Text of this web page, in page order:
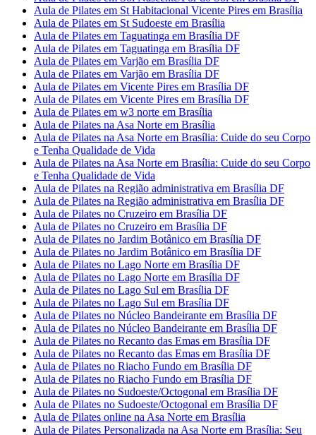
Aula de Pilates em St Habitacional Vicente Pires em Brasília
Aula de Pilates em St Sudoeste em Brasília
Aula de Pilates em Taguatinga em Brasília DF
Aula de Pilates em Taguatinga em Brasília DF
Aula de Pilates em Varjão em Brasília DF
Aula de Pilates em Varjão em Brasília DF
Aula de Pilates em Vicente Pires em Brasília DF
Aula de Pilates em Vicente Pires em Brasília DF
Aula de Pilates em w3 norte em Brasília
Aula de Pilates na Asa Norte em Brasília
Aula de Pilates na Asa Norte em Brasília: Cuide do seu Corpo
e Tenha Qualidade de Vida
Aula de Pilates na Asa Norte em Brasília: Cuide do seu Corpo
e Tenha Qualidade de Vida
Aula de Pilates na Região administrativa em Brasília DF
Aula de Pilates na Região administrativa em Brasília DF
Aula de Pilates no Cruzeiro em Brasília DF
Aula de Pilates no Cruzeiro em Brasília DF
Aula de Pilates no Jardim Botânico em Brasília DF
Aula de Pilates no Jardim Botânico em Brasília DF
Aula de Pilates no Lago Norte em Brasília DF
Aula de Pilates no Lago Norte em Brasília DF
Aula de Pilates no Lago Sul em Brasília DF
Aula de Pilates no Lago Sul em Brasília DF
Aula de Pilates no Núcleo Bandeirante em Brasília DF
Aula de Pilates no Núcleo Bandeirante em Brasília DF
Aula de Pilates no Recanto das Emas em Brasília DF
Aula de Pilates no Recanto das Emas em Brasília DF
Aula de Pilates no Riacho Fundo em Brasília DF
Aula de Pilates no Riacho Fundo em Brasília DF
Aula de Pilates no Sudoeste/Octogonal em Brasília DF
Aula de Pilates no Sudoeste/Octogonal em Brasília DF
Aula de Pilates online na Asa Norte em Brasília
Aula de Pilates Personalizada na Asa Norte em Brasília: Seu